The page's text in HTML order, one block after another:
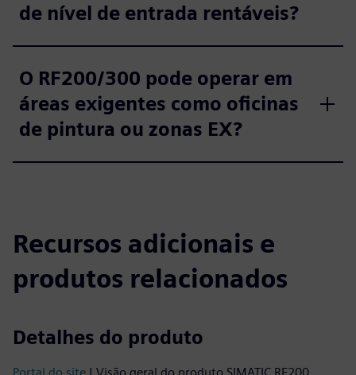
de nível de entrada rentáveis?
O RF200/300 pode operar em
áreas exigentes como oficinas
de pintura ou zonas EX?
Recursos adicionais e
produtos relacionados
Detalhes do produto